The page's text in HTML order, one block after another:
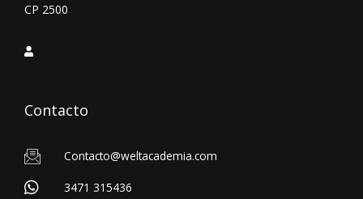
CP 2500
Contacto
Contacto@weltacademia.com
3471 315436